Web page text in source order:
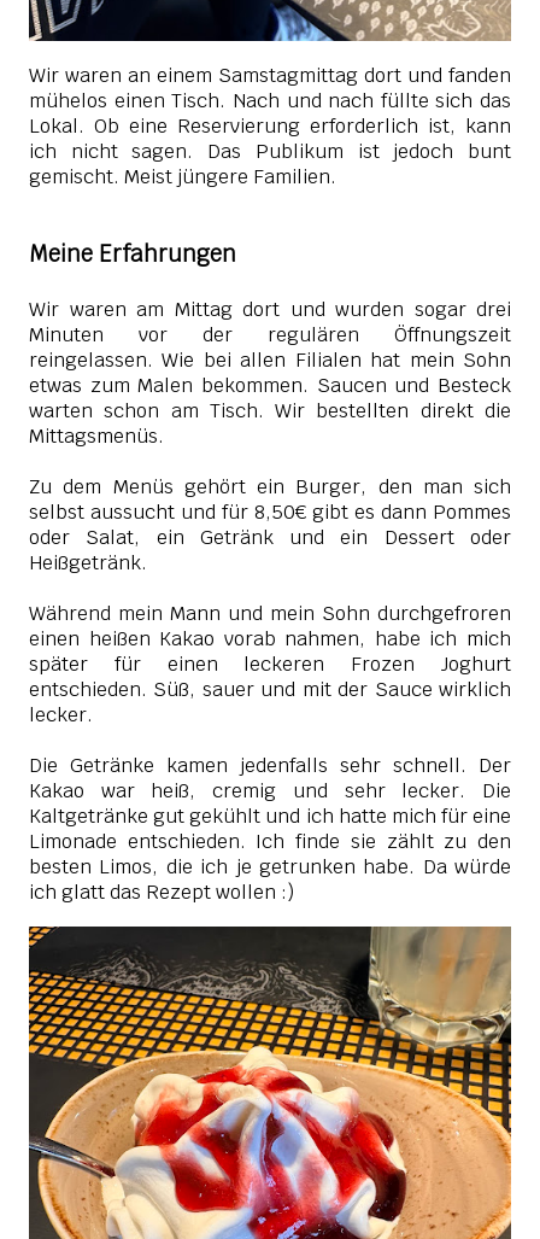
Wir waren an einem Samstagmittag dort und fanden
mühelos einen Tisch. Nach und nach füllte sich das
Lokal. Ob eine Reservierung erforderlich ist, kann
ich nicht sagen. Das Publikum ist jedoch bunt
gemischt. Meist jüngere Familien.
Meine Erfahrungen
Wir waren am Mittag dort und wurden sogar drei
Minuten vor der regulären Öffnungszeit
reingelassen. Wie bei allen Filialen hat mein Sohn
etwas zum Malen bekommen. Saucen und Besteck
warten schon am Tisch. Wir bestellten direkt die
Mittagsmenüs.
Zu dem Menüs gehört ein Burger, den man sich
selbst aussucht und für 8,50€ gibt es dann Pommes
oder Salat, ein Getränk und ein Dessert oder
Heißgetränk.
Während mein Mann und mein Sohn durchgefroren
einen heißen Kakao vorab nahmen, habe ich mich
später für einen leckeren Frozen Joghurt
entschieden. Süß, sauer und mit der Sauce wirklich
lecker.
Die Getränke kamen jedenfalls sehr schnell. Der
Kakao war heiß, cremig und sehr lecker. Die
Kaltgetränke gut gekühlt und ich hatte mich für eine
Limonade entschieden. Ich finde sie zählt zu den
besten Limos, die ich je getrunken habe. Da würde
ich glatt das Rezept wollen :)